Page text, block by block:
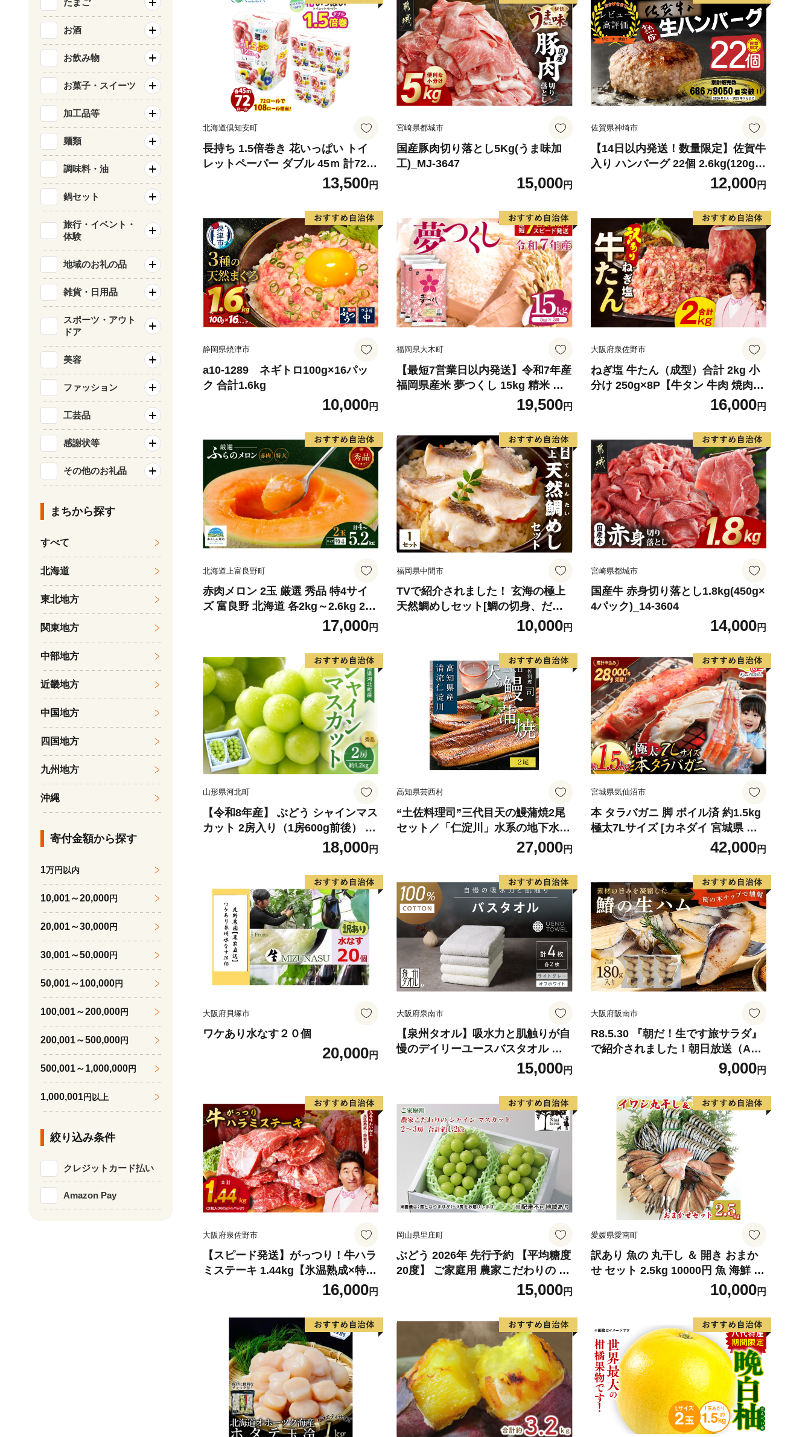
鮭切り身 魚 わけあり
北海道倶知安町
長持ち 1.5倍巻き 花いっぱい トイ
レットペーパー ダブル 45ｍ 計72ロ
ール 全18種 花柄 プリント ハーブ
香り付き 日本製 まとめ買い 防災 常
備品 ペーパー エコ 日用雑貨 消耗品
備蓄 送料無料 北海道 倶知安町 日用
品
13,500円
宮崎県都城市
国産豚肉切り落とし5Kg(うま味加
工)_MJ-3647
15,000円
佐賀県神埼市
【14日以内発送！数量限定】佐賀牛
入り ハンバーグ 22個 2.6kg(120g×
22個)【佐賀牛 黒毛和牛 ブランド牛
九州 ハンバーグ 牛肉 豚肉 国産 お
弁当 おかず 惣菜 おすすめ 人気】(H
083106)
12,000円
静岡県焼津市
a10-1289 ネギトロ100g×16パッ
ク 合計1.6kg
10,000円
福岡県大木町
【最短7営業日以内発送】令和7年産
福岡県産米 夢つくし 15kg 精米 ※
北海道・沖縄・離島は配送不可
19,500円
大阪府泉佐野市
ねぎ塩 牛たん（成型）合計 2kg 小
分け 250g×8P【牛タン 牛肉 焼肉用
薄切り 訳あり サイズ不揃い】
16,000円
北海道上富良野町
赤肉メロン 2玉 厳選 秀品 特4サイ
ズ 富良野 北海道 各2kg～2.6kg 2玉
セット ファーム富良野 メロン めろ
ん 果物 くだもの フルーツ デザート
旬の果物 旬のフルーツ
17,000円
福岡県中間市
TVで紹介されました！ 玄海の極上
天然鯛めしセット[鯛の切身、だし
汁、鯛茶漬け用だし]【010-0001】
10,000円
宮崎県都城市
国産牛 赤身切り落とし1.8kg(450g×
4パック)_14-3604
14,000円
山形県河北町
【令和8年産】 ぶどう シャインマス
カット 2房入り（1房600g前後） 秀
品 山形県河北町産【山形eLab】 ka
18,000円
高知県芸西村
“土佐料理司”三代目天の鰻蒲焼2尾
セット／「仁淀川」水系の地下水使
用 完全無投薬養殖 国産・高知県産
〈高知市共通返礼品〉うなぎ 真空
パック （ウナギう・たれセット）
27,000円
宮城県気仙沼市
本 タラバガニ 脚 ボイル済 約1.5kg
極太7Lサイズ [カネダイ 宮城県 気
仙沼市 20564326] カニ かに 蟹 たら
ばがに たらば蟹 タラバ蟹 たらば タ
42,000円
大阪府貝塚市
ワケあり水なす２０個
20,000円
大阪府泉南市
【泉州タオル】吸水力と肌触りが自
慢のデイリーユースバスタオル オ
フホワイト・ライトグレー 4枚【配
送不可地域：北海道・沖縄・離島】
15,000円
大阪府阪南市
R8.5.30 『朝だ！生です旅サラダ』
で紹介されました！朝日放送（ABC
テレビ） 鰆の生ハム ×3パック（1
パックあたり、約15g × 約4枚入）
さわら 燻製 熟成
9,000円
大阪府泉佐野市
【スピード発送】がっつり！牛ハラ
ミステーキ 1.44kg【氷温熟成×特製
ダレ 小分け 360g×4パック 牛肉 す
てーき 焼くだけ 味付き 訳あり 不揃
い 焼肉 BBQ】
16,000円
岡山県里庄町
ぶどう 2026年 先行予約 【平均糖度
20度】 ご家庭用 農家こだわりの シ
ャイン マスカット 2～3房 合計約1.
2kg ブドウ 葡萄 岡山県産 国産 フル
ーツ 果物 【 Nini farm 農家 直送 】
15,000円
愛媛県愛南町
訳あり 魚の 丸干し ＆ 開き おまか
せ セット 2.5kg 10000円 魚 海鮮 干
物 無添加 ひもの ひらき 詰め合わせ
冷凍 丸干し 鯵 アジ 鯖 さば サバ 鰹
かつお カツオ 鯛 たい タイ 鰯 いわ
し イワシ 切り身 おつまみ おかず
惣菜 人気 珍味 グルメ 規格外 国産
新鮮 魚介 天然 乾き物 乾物 酒のあ
て 旬 季節 お中元 お歳暮 母の日 父
の日 武久海産 愛南町 愛媛県
10,000円
たまご
お酒
お飲み物
お菓子・スイーツ
加工品等
麺類
調味料・油
鍋セット
旅行・イベント・
体験
地域のお礼の品
雑貨・日用品
スポーツ・アウト
ドア
美容
ファッション
工芸品
感謝状等
その他のお礼品
まちから探す
すべて
北海道
東北地方
関東地方
中部地方
近畿地方
中国地方
四国地方
九州地方
沖縄
寄付金額から探す
1万円以内
10,001～20,000円
20,001～30,000円
30,001～50,000円
50,001～100,000円
100,001～200,000円
200,001～500,000円
500,001～1,000,000円
1,000,001円以上
絞り込み条件
クレジットカード払い
Amazon Pay